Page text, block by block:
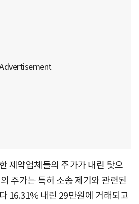
제약업체들의 주가가 내린 탓으
주가는 특허 소송 제기와 관련된
16.31% 내린 29만원에 거래되고